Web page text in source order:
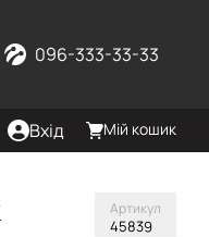
096-333-33-33
Вхід Мій кошик
Артикул
45839